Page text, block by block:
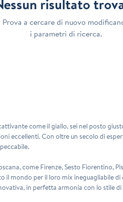
risultato
Prova a cercare di nuovo
i parametri di ricerca.
come il giallo, sei nel posto
eccellenti. Con oltre un secolo di
come Firenze, Sesto Fiorentino,
mondo per il loro mix ineguagliabile
in perfetta armonia con lo stile